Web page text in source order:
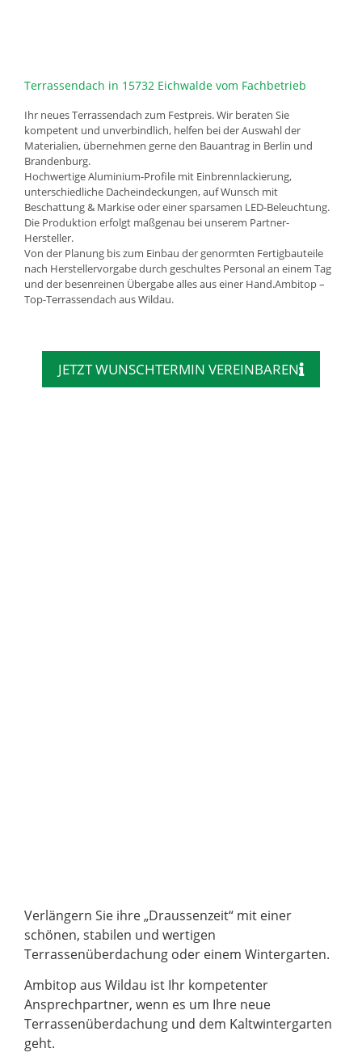
Terrassendach in 15732 Eichwalde vom Fachbetrieb
Ihr neues Terrassendach zum Festpreis. Wir beraten Sie
kompetent und unverbindlich, helfen bei der Auswahl der
Materialien, übernehmen gerne den Bauantrag in Berlin und
Brandenburg.
Hochwertige Aluminium-Profile mit Einbrennlackierung,
unterschiedliche Dacheindeckungen, auf Wunsch mit
Beschattung & Markise oder einer sparsamen LED-Beleuchtung.
Die Produktion erfolgt maßgenau bei unserem Partner-
Hersteller.
Von der Planung bis zum Einbau der genormten Fertigbauteile
nach Herstellervorgabe durch geschultes Personal an einem Tag
und der besenreinen Übergabe alles aus einer Hand.Ambitop –
Top-Terrassendach aus Wildau.
JETZT WUNSCHTERMIN VEREINBAREN
Verlängern Sie ihre „Draussenzeit“ mit einer
schönen, stabilen und wertigen
Terrassenüberdachung oder einem Wintergarten.
Ambitop aus Wildau ist Ihr kompetenter
Ansprechpartner, wenn es um Ihre neue
Terrassenüberdachung und dem Kaltwintergarten
geht.